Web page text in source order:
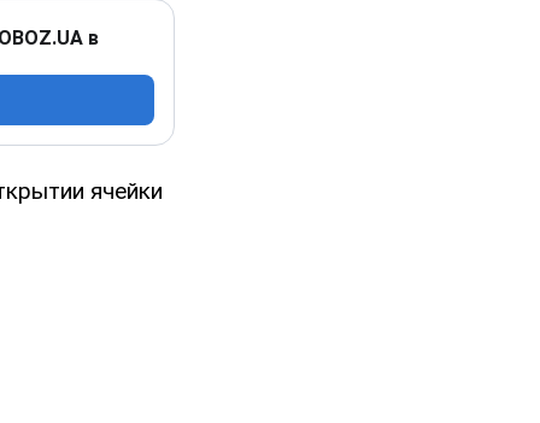
в
ячейки